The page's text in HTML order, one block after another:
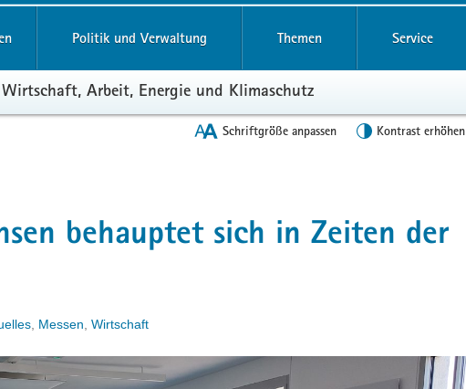
Politik und Verwaltung Themen Service
Arbeit, Energie und Klimaschutz
Schriftgröße anpassen Kontrast erhöhen
behauptet sich in Zeiten der
Messen Wirtschaft